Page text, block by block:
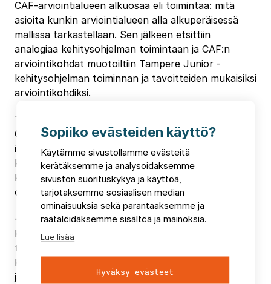
CAF-arviointialueen alkuosaa eli toimintaa: mitä
asioita kunkin arviointialueen alla alkuperäisessä
mallissa tarkastellaan. Sen jälkeen etsittiin
analogiaa kehitysohjelman toimintaan ja CAF:n
arviointikohdat muotoiltiin Tampere Junior -
kehitysohjelman toiminnan ja tavoitteiden mukaisiksi
arviointikohdiksi.
Työn pohjalta muodostui yhdeksään alkuperäiseen
CAF-arviointialueeseen perustuva
itsearviointimittaristo. Sen 28 arviointikohtaa
kohdistuvat suoraan Tampere Junior -
kehitysohjelman toimintaan ja tuloksiin. Käsitteet
ovat samat kuin itse kehitysohjelmassa.
– CAF-itsearviointimallin soveltaminen
kehitysohjelmaan oli haastava, innoittava ja
tulokseltaan erinomainen prosessi. Dialogi, jota
kävimme tulosten ja toimintatapojen ympärillä,
jäsensi myös kehitysohjelman yhteistä suuntaa ja
Sopiiko evästeiden käyttö?
Käytämme sivustollamme evästeitä
kerätäksemme ja analysoidaksemme
sivuston suorituskykyä ja käyttöä,
tarjotaksemme sosiaalisen median
ominaisuuksia sekä parantaaksemme ja
räätälöidäksemme sisältöä ja mainoksia.
Lue lisää
Hyväksy evästeet